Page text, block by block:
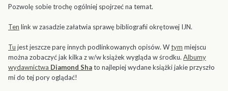
Pozwolę sobie trochę ogólniej spojrzeć na temat.
Ten link w zasadzie załatwia sprawę bibliografii okrętowej IJN.
Tu jest jeszcze parę innych podlinkowanych opisów. Wtym miejscu
można zobaczyć jak kilka z w/w książek wygląda w środku. Albumy
wydawnictwa Diamond Shato najlepiej wydane książki jakie przyszło
mi do tej pory oglądać!